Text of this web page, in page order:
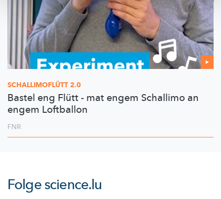
SCHALLIMOFLÜTT 2.0
Bastel eng Flütt - mat engem Schallimo an
engem Loftballon
FNR
Folgescience.lu